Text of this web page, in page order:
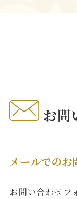
お問
メールでのお
お問い合わせフ